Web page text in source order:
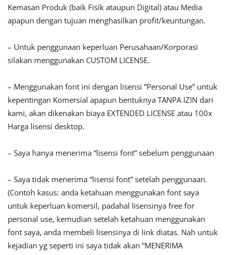
Kemasan Produk (baik Fisik ataupun Digital) atau Media
apapun dengan tujuan menghasilkan profit/keuntungan.
– Untuk penggunaan keperluan Perusahaan/Korporasi
silakan menggunakan CUSTOM LICENSE.
– Menggunakan font ini dengan lisensi “Personal Use” untuk
kepentingan Komersial apapun bentuknya TANPA IZIN dari
kami, akan dikenakan biaya EXTENDED LICENSE atau 100x
Harga lisensi desktop.
– Saya hanya menerima “lisensi font” sebelum penggunaan
– Saya tidak menerima “lisensi font” setelah penggunaan.
(Contoh kasus: anda ketahuan menggunakan font saya
untuk keperluan komersil, padahal lisensinya free for
personal use, kemudian setelah ketahuan menggunakan
font saya, anda membeli lisensinya di link diatas. Nah untuk
kejadian yg seperti ini saya tidak akan “MENERIMA